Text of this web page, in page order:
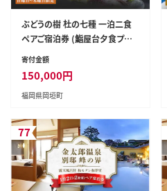
ぶどうの樹 杜の七種 一泊二食
ペアご宿泊券 (鮨屋台夕食プラ
ン) 日曜日~木曜日利用限定
寄付金額
150,000円
福岡県岡垣町
77